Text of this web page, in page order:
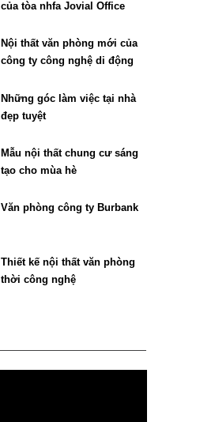
của tòa nhfa Jovial Office
Nội thất văn phòng mới của
công ty công nghệ di động
Những góc làm việc tại nhà
đẹp tuyệt
Mẫu nội thất chung cư sáng
tạo cho mùa hè
Văn phòng công ty Burbank
Thiết kế nội thất văn phòng
thời công nghệ